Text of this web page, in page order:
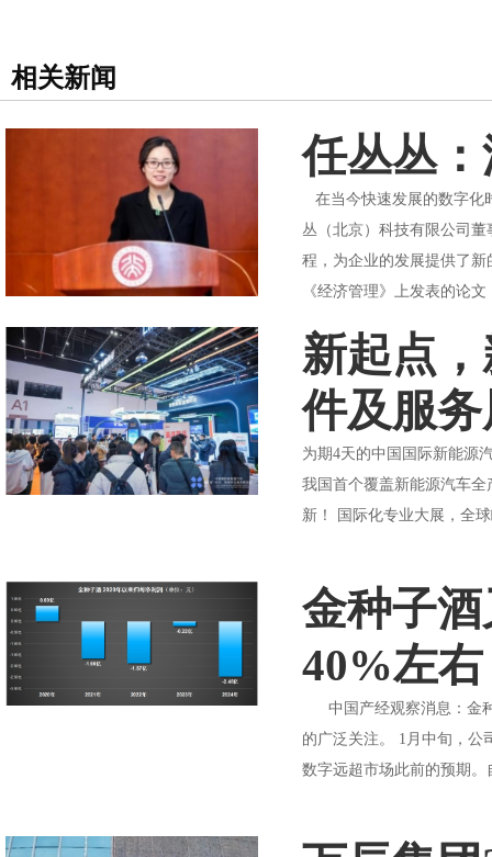
相关新闻
任丛丛
在当今快速发展的数字化
丛（北京）科技有限公司
程，为企业的发展提供了
《经济管理》上发表的论
新起点
件及服
为期4天的中国国际新能
我国首个覆盖新能源汽车全
新！ 国际化专业大展，
金种子
40%左
中国产经观察消息：金种
的广泛关注。 1月中旬，公
数字远超市场此前的预期